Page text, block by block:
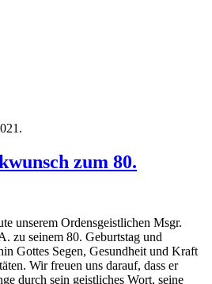
.
zum 80.
unserem Ordensgeistlichen Msgr.
zu seinem 80. Geburtstag und
Gottes Segen, Gesundheit und Kraft
Wir freuen uns darauf, dass er
durch sein geistliches Wort, seine